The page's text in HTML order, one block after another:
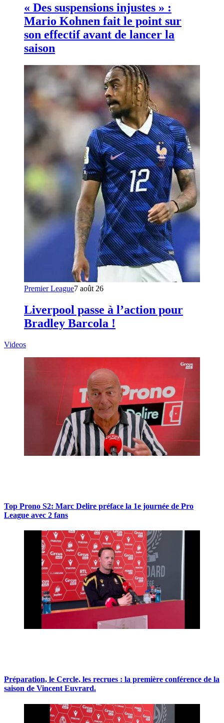
« Des suspensions injustes » :
Mario Kohnen fait le point sur
son effectif avant de lancer la
saison
Premier League7 août 26
Liverpool passe à l’action pour
Bradley Barcola !
Videos
Top Prono S2: Marc Delire préface la 1e journée de Pro
League avec 2 fans
Préparation, le Cercle, les recrues : la première conférence de la
saison de Vincent Euvrard.